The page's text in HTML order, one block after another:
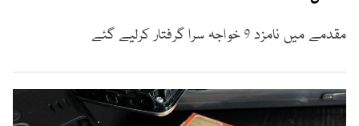
مقدمے میں نامزد 9 خواجہ سرا گرفتار کرلیے گئے